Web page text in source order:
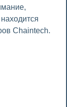
Chaintech.